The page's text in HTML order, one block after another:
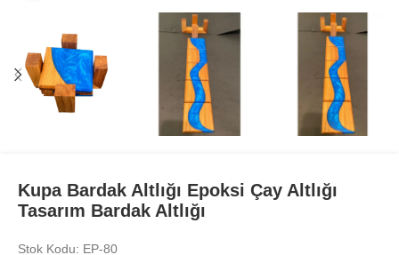
Kupa Bardak Altlığı Epoksi Çay Altlığı
Tasarım Bardak Altlığı
Stok Kodu: EP-80